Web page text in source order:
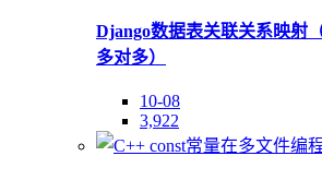
Django数据表关联关系映射
多对多）
10-08
3,922